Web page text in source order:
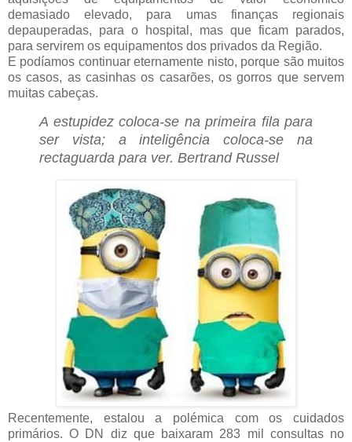
demasiado elevado, para umas finanças regionais
depauperadas, para o hospital, mas que ficam parados,
para servirem os equipamentos dos privados da Região.
E podíamos continuar eternamente nisto, porque são muitos
os casos, as casinhas os casarões, os gorros que servem
muitas cabeças.
A estupidez coloca-se na primeira fila para
ser vista; a inteligência coloca-se na
rectaguarda para ver. Bertrand Russel
Recentemente, estalou a polémica com os cuidados
primários. O DN diz que baixaram 283 mil consultas no